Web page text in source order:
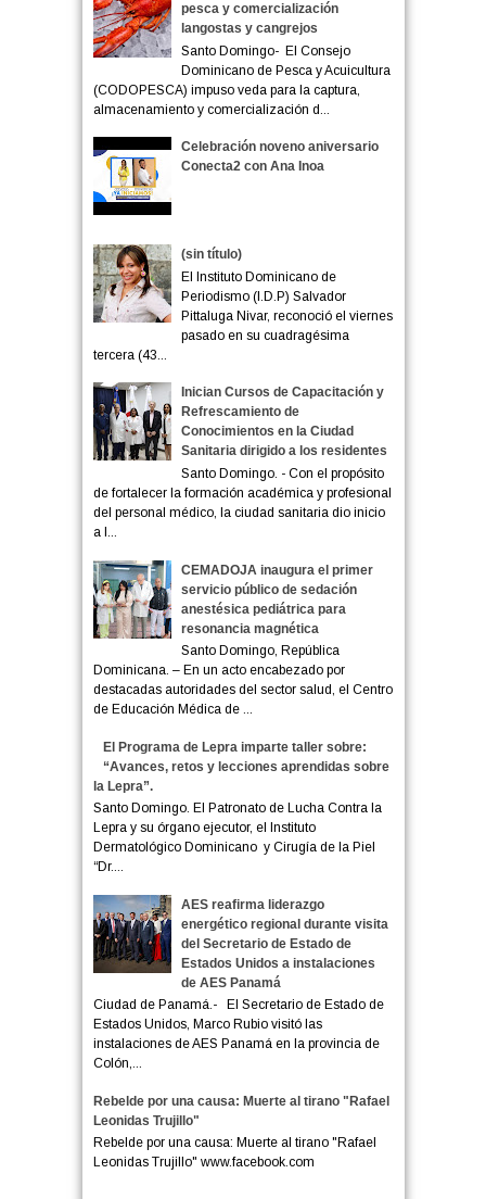
pesca y comercialización
langostas y cangrejos
Santo Domingo- El Consejo
Dominicano de Pesca y Acuicultura
(CODOPESCA) impuso veda para la captura,
almacenamiento y comercialización d...
Celebración noveno aniversario
Conecta2 con Ana Inoa
(sin título)
El Instituto Dominicano de
Periodismo (I.D.P) Salvador
Pittaluga Nivar, reconoció el viernes
pasado en su cuadragésima
tercera (43...
Inician Cursos de Capacitación y
Refrescamiento de
Conocimientos en la Ciudad
Sanitaria dirigido a los residentes
Santo Domingo. - Con el propósito
de fortalecer la formación académica y profesional
del personal médico, la ciudad sanitaria dio inicio
a l...
CEMADOJA inaugura el primer
servicio público de sedación
anestésica pediátrica para
resonancia magnética
Santo Domingo, República
Dominicana. – En un acto encabezado por
destacadas autoridades del sector salud, el Centro
de Educación Médica de ...
El Programa de Lepra imparte taller sobre:
“Avances, retos y lecciones aprendidas sobre
la Lepra”.
Santo Domingo. El Patronato de Lucha Contra la
Lepra y su órgano ejecutor, el Instituto
Dermatológico Dominicano y Cirugía de la Piel
“Dr....
AES reafirma liderazgo
energético regional durante visita
del Secretario de Estado de
Estados Unidos a instalaciones
de AES Panamá
Ciudad de Panamá.- El Secretario de Estado de
Estados Unidos, Marco Rubio visitó las
instalaciones de AES Panamá en la provincia de
Colón,...
Rebelde por una causa: Muerte al tirano "Rafael
Leonidas Trujillo"
Rebelde por una causa: Muerte al tirano "Rafael
Leonidas Trujillo" www.facebook.com